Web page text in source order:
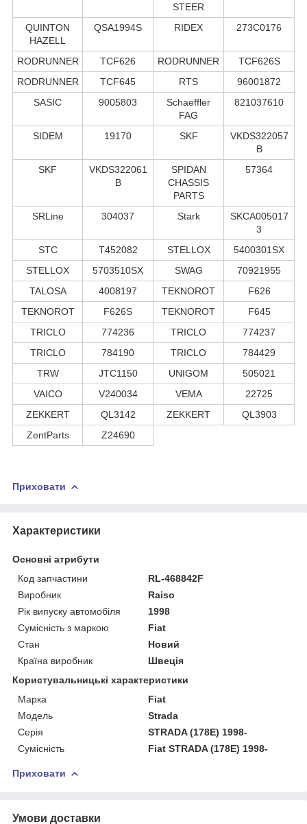
STEER
QUINTON
HAZELL
QSA1994S RIDEX 273C0176
RODRUNNER TCF626 RODRUNNER
TCF626S
RODRUNNER
TCF645 RTS
96001872
SASIC
9005803
Schaeffler
FAG
821037610
SIDEM 19170 SKF
VKDS322057
B
SKF
VKDS322061
B
SPIDAN
CHASSIS
PARTS
57364
SRLine 304037 Stark
SKCA005017
3
STC
T452082 STELLOX
5400301SX
STELLOX
5703510SX SWAG
70921955
TALOSA
4008197 TEKNOROT
F626
TEKNOROT
F626S TEKNOROT
F645
TRICLO
774236 TRICLO
774237
TRICLO
784190 TRICLO
784429
TRW
JTC1150 UNIGOM
505021
VAICO
V240034 VEMA
22725
ZEKKERT
QL3142 ZEKKERT
QL3903
ZentParts
Z24690
Приховати
Характеристики
Основні атрибути
Код запчастини
RL-468842F
Виробник
Raiso
Рік випуску автомобіля
1998
Сумісність з маркою
Fiat
Стан
Новий
Країна виробник
Швеція
Користувальницькі характеристики
Марка
Fiat
Мoдель
Strada
Серія
STRADA (178E) 1998-
Сумісність
Fiat STRADA (178E) 1998-
Приховати
Умови доставки